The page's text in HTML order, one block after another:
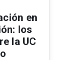
en
los
la UC